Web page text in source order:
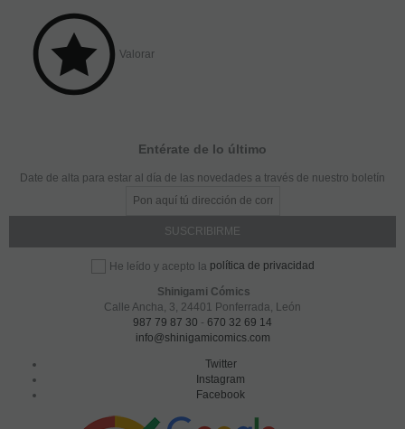
Valorar
Entérate de lo último
Date de alta para estar al día de las novedades a través de nuestro boletín
He leído y acepto la política de privacidad
Shinigami Cómics
Calle Ancha, 3, 24401 Ponferrada, León
987 79 87 30 - 670 32 69 14
info@shinigamicomics.com
Twitter
Instagram
Facebook